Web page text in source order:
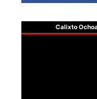
Calixto